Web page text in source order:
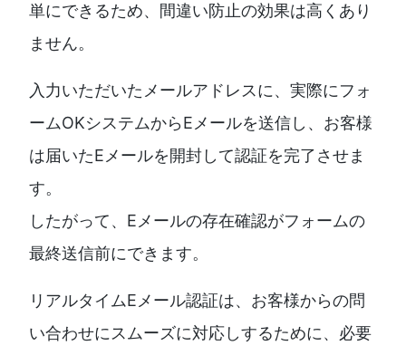
単にできるため、間違い防止の効果は高くあり
ません。
入力いただいたメールアドレスに、実際にフォ
ームOKシステムからEメールを送信し、お客様
は届いたEメールを開封して認証を完了させま
す。
したがって、Eメールの存在確認がフォームの
最終送信前にできます。
リアルタイムEメール認証は、お客様からの問
い合わせにスムーズに対応しするために、必要